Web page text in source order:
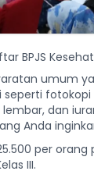
BPJS
umum
fotokopi
lembar, dan
Anda
per
III.